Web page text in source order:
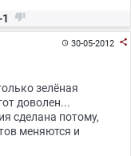

30-05-2012 
зелёная
доволен...
сделана потому,
меняются и